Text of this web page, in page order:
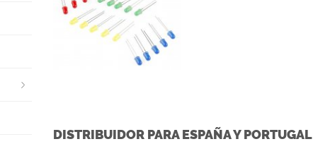
DISTRIBUIDOR PARA ESPAÑA Y PORTUGAL